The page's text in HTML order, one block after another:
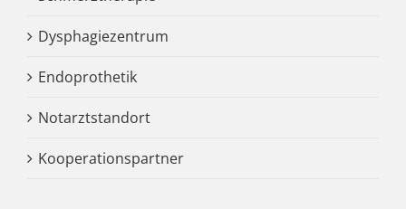
Dysphagiezentrum
Endoprothetik
Notarztstandort
Kooperationspartner